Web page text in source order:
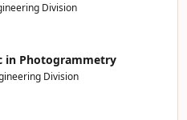
Division
in Photogrammetry
Division